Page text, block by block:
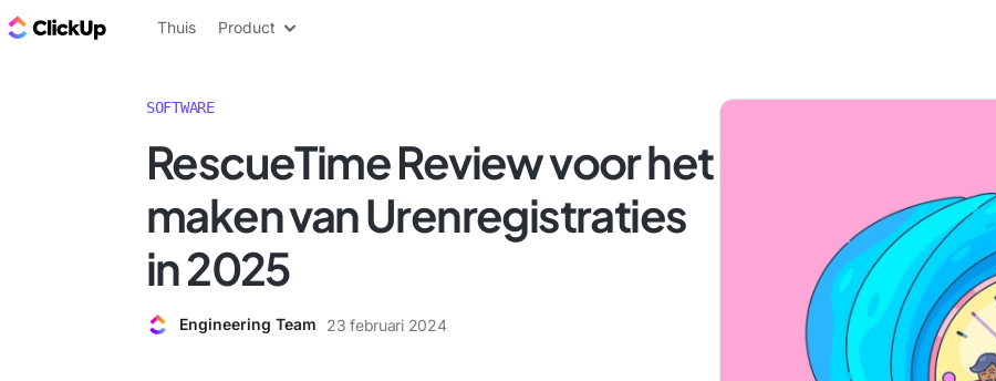
ClickUp Blog
Thuis Product
SOFTWARE
RescueTime Review voor het
maken van Urenregistraties
in 2025
Engineering Team 23 februari 2024